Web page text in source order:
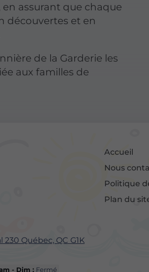
assurant que chaque
découvertes et en
de la Garderie les
aux familles de
230 Québec, QC G1K
- Dim : Fermé
Accueil
Nous
Politique
Plan du